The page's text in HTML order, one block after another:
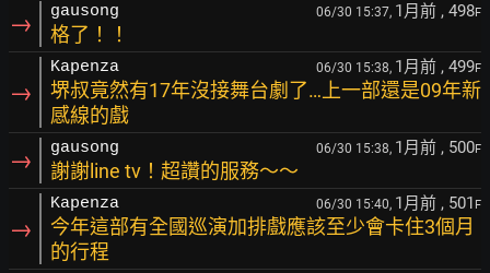
→ gausong 06/30 15:37, 1月前 , 498F
格了！！
→
Kapenza 06/30 15:38, 1月前 , 499F
堺叔竟然有17年沒接舞台劇了…上一部還是09年新
感線的戲
→ gausong 06/30 15:38, 1月前 , 500F
謝謝line tv！超讚的服務～～
→
Kapenza 06/30 15:40, 1月前 , 501 F
今年這部有全國巡演加排戲應該至少會卡住3個月
的行程